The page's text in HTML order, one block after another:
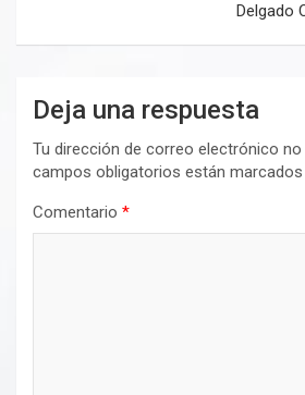
Delgado
Deja una respuesta
Tu dirección de correo electrónico no
campos obligatorios están
Comentario *